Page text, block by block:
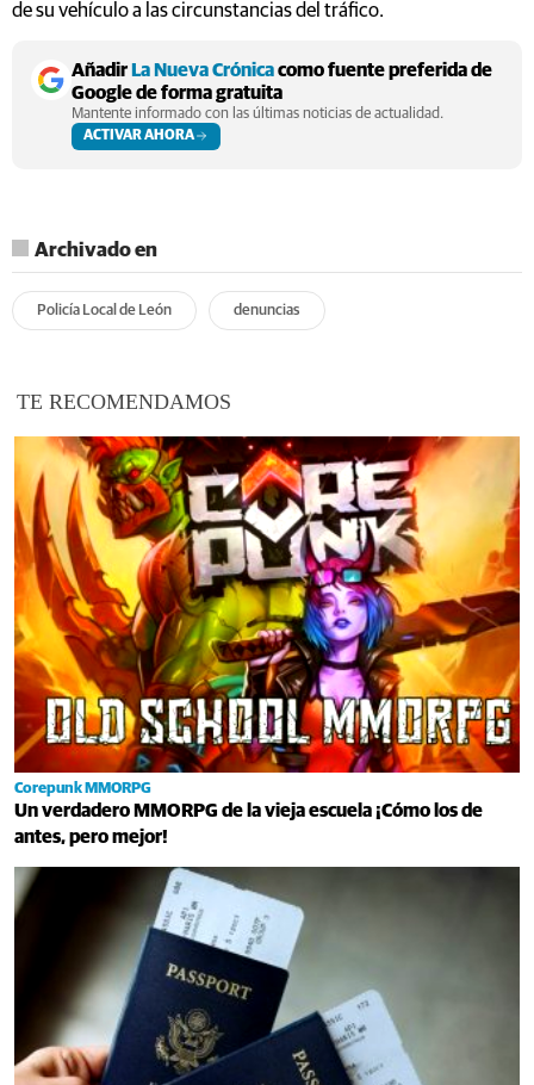
de su vehículo a las circunstancias del tráfico.
AñadirLa Nueva Crónicacomo fuente preferida de
Google de forma gratuita
Mantente informado con las últimas noticias de actualidad.
ACTIVAR AHORA
Archivado en
Policía Local de León denuncias
TE RECOMENDAMOS
Corepunk MMORPG
Un verdadero MMORPG de la vieja escuela ¡Cómo los de
antes, pero mejor!